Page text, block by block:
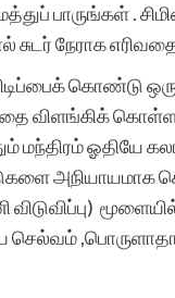
பாருங்கள் .
சுடர் நேராக​
கொண்டு
விளங்கிக் கொள்ள​
மந்திரம் ஓதியே
அநியாயமாக​
விடுவிப்பு)
செல்வம்